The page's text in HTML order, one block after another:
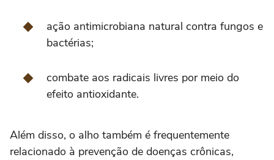
ação antimicrobiana natural contra fungos e
bactérias;
combate aos radicais livres por meio do
efeito antioxidante.
Além disso, o alho também é frequentemente
relacionado à prevenção de doenças crônicas,